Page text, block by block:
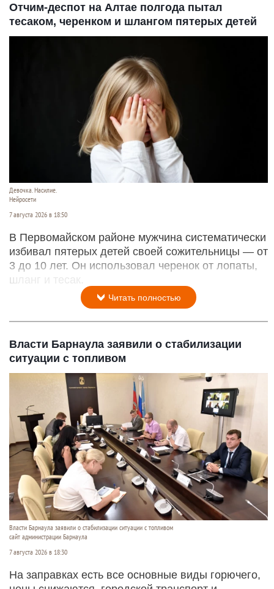
Отчим-деспот на Алтае полгода пытал
тесаком, черенком и шлангом пятерых детей
Девочка. Насилие.
Нейросети
7 августа 2026 в 18:50
В Первомайском районе мужчина систематически
избивал пятерых детей своей сожительницы — от
3 до 10 лет. Он использовал черенок от лопаты,
шланг и тесак.
Читать полностью
Власти Барнаула заявили о стабилизации
ситуации с топливом
Власти Барнаула заявили о стабилизации ситуации с топливом
сайт администрации Барнаула
7 августа 2026 в 18:30
На заправках есть все основные виды горючего,